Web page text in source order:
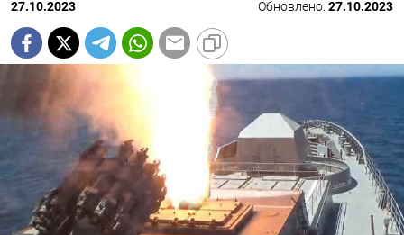
27.10.2023 Обновлено: 27.10.2023